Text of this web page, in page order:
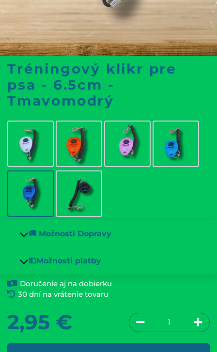
Tréningový klikr pre
psa - 6.5cm -
Tmavomodrý
🚚 Možnosti Dopravy
💵Možnosti platby
Doručenie aj na dobierku
30 dní na vrátenie tovaru
2,95 €